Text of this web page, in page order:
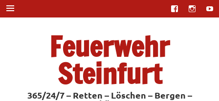
Zum
Inhalt
springen
Feuerwehr
Steinfurt
365/24/7 – Retten – Löschen – Bergen –